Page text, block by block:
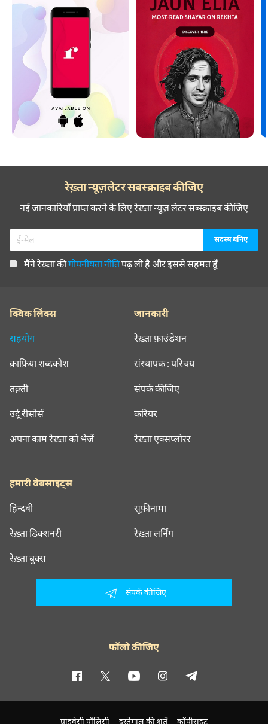
रेख़्ता न्यूज़लेटर सबस्क्राइब कीजिए
नई जानकारियाँ प्राप्त करने के लिए रेख़्ता न्यूज़ लेटर सब्स्क्राइब कीजिए
मैंने रेख़्ता कीगोपनीयता नीतिपढ़ ली है और इससे सहमत हूँ
क्विक लिंक्स
सहयोग
क़ाफ़िया शब्दकोश
तक़्ती
उर्दू रीसोर्स
अपना काम रेख़्ता को भेजें
जानकारी
रेख़्ता फ़ाउंडेशन
संस्थापक : परिचय
संपर्क कीजिए
करियर
रेख़्ता एक्सप्लोरर
हमारी वेबसाइट्स
हिन्दवी सूफ़ीनामा
रेख़्ता डिक्शनरी रेख़्ता लर्निंग
रेख़्ता बुक्स
संपर्क कीजिए
फॉलो कीजिए
प्राइवेसी पॉलिसी इस्तेमाल की शर्तें कॉपीराइट